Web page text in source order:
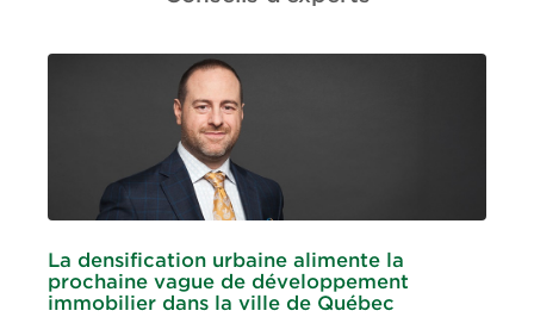
La densification urbaine alimente la
prochaine vague de développement
immobilier dans la ville de Québec